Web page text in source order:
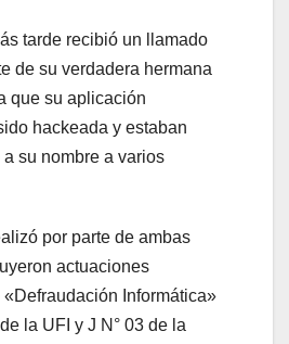
tarde recibió un llamado
de su verdadera hermana
que su aplicación
hackeada y estaban
su nombre a varios
por parte de ambas
actuaciones
Informática»
la UFI y J N° 03 de la